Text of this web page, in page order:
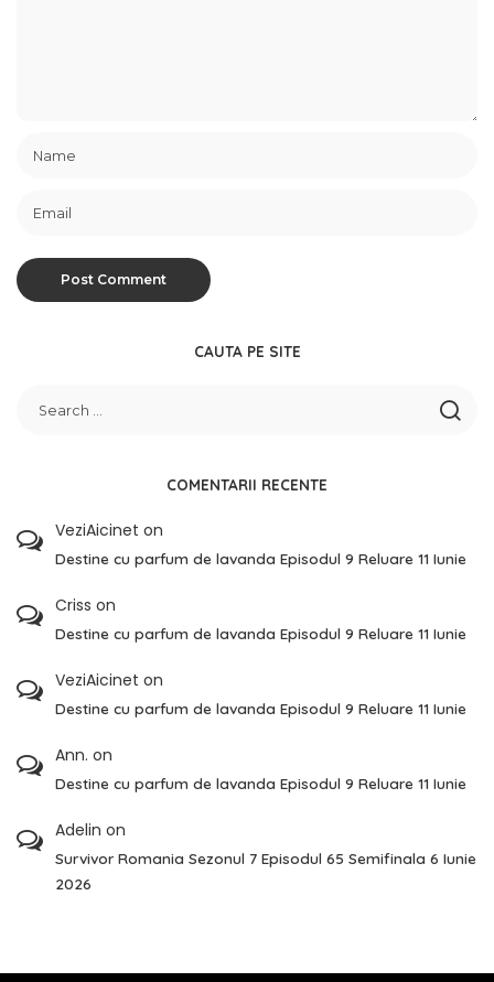
CAUTA PE SITE
COMENTARII RECENTE
VeziAicinet on
Destine cu parfum de lavanda Episodul 9 Reluare 11 Iunie
Criss on
Destine cu parfum de lavanda Episodul 9 Reluare 11 Iunie
VeziAicinet on
Destine cu parfum de lavanda Episodul 9 Reluare 11 Iunie
Ann. on
Destine cu parfum de lavanda Episodul 9 Reluare 11 Iunie
Adelin on
Survivor Romania Sezonul 7 Episodul 65 Semifinala 6 Iunie
2026